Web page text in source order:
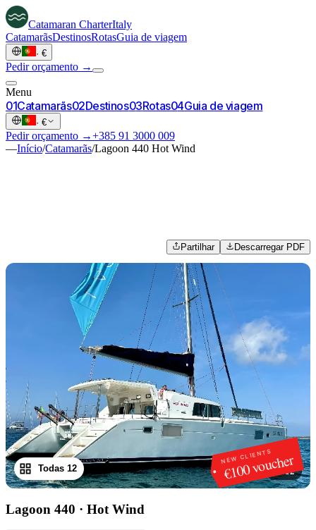
Catamaran CharterItaly
CatamarãsDestinosRotasGuia de viagem
· €
Pedir orçamento →
Menu
01Catamarãs02Destinos03Rotas04Guia de viagem
· €
Pedir orçamento →+385 91 3000 009
—Início/Catamarãs/Lagoon 440 Hot Wind
Partilhar Descarregar PDF
NEW CLIENTS
€100 voucher
1/12
Todas 12
Lagoon 440 · Hot Wind